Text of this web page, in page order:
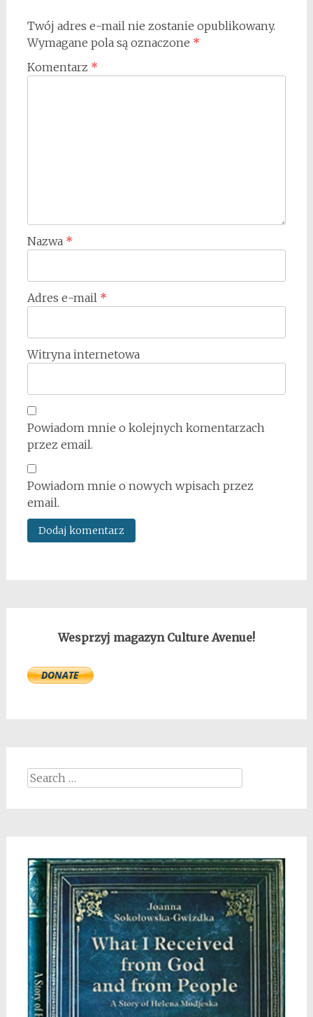
Twój adres e-mail nie zostanie opublikowany.
Wymagane pola są oznaczone *
Komentarz *
Nazwa *
Adres e-mail *
Witryna internetowa
Powiadom mnie o kolejnych komentarzach
przez email.
Powiadom mnie o nowych wpisach przez
email.
Wesprzyj magazyn Culture Avenue!
Search
for: